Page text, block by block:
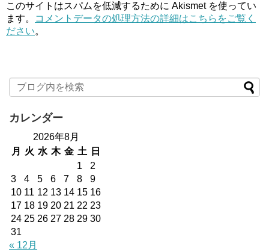
このサイトはスパムを低減するために Akismet を使ってい
ます。
コメントデータの処理方法の詳細はこちらをご覧く
ださい。
カレンダー
2026年8月
月
火 水 木 金 土
日
1
2
3
4 5 6 7 8
9
10 11 12 13 14 15 16
17 18 19 20 21 22 23
24 25 26 27 28 29 30
31
« 12月